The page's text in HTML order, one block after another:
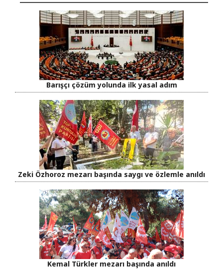
Barışçı çözüm yolunda ilk yasal adım
Zeki Özhoroz mezarı başında saygı ve özlemle anıldı
Kemal Türkler mezarı başında anıldı